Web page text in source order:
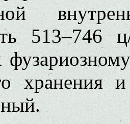
513–746
хранения